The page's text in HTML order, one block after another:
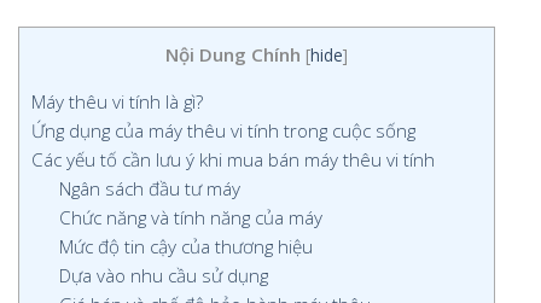
Nội Dung Chính [hide]
Máy thêu vi tính là gì?
Ứng dụng của máy thêu vi tính trong cuộc sống
Các yếu tố cần lưu ý khi mua bán máy thêu vi tính
Ngân sách đầu tư máy
Chức năng và tính năng của máy
Mức độ tin cậy của thương hiệu
Dựa vào nhu cầu sử dụng